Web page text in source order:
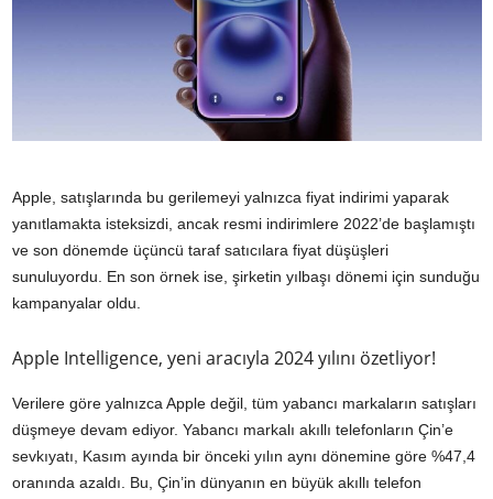
Apple, satışlarında bu gerilemeyi yalnızca fiyat indirimi yaparak
yanıtlamakta isteksizdi, ancak resmi indirimlere 2022’de başlamıştı
ve son dönemde üçüncü taraf satıcılara fiyat düşüşleri
sunuluyordu. En son örnek ise, şirketin yılbaşı dönemi için sunduğu
kampanyalar oldu.
Apple Intelligence, yeni aracıyla 2024 yılını özetliyor!
Verilere göre yalnızca Apple değil, tüm yabancı markaların satışları
düşmeye devam ediyor. Yabancı markalı akıllı telefonların Çin’e
sevkıyatı, Kasım ayında bir önceki yılın aynı dönemine göre %47,4
oranında azaldı. Bu, Çin’in dünyanın en büyük akıllı telefon